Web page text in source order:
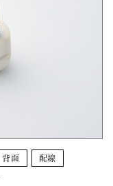
背面 配線